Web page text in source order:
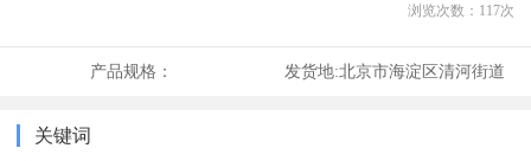
浏览次数： 117次
产品规格： 发货地:北京市海淀区清河街道
关键词